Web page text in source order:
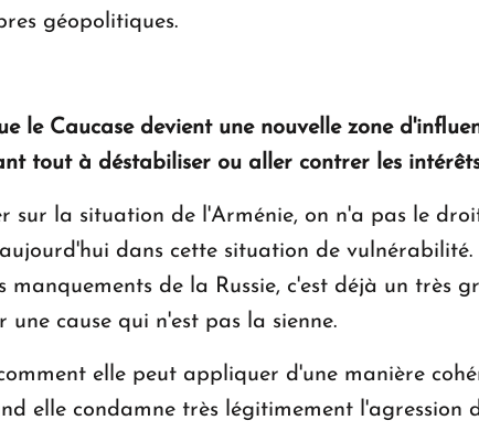
géopolitiques.
le Caucase devient une nouvelle zone
tout à déstabiliser ou aller contrer les
sur la situation de l'Arménie, on n'a pas le
dans cette situation de
de la Russie, c'est déjà un très
cause qui n'est pas la sienne.
elle peut appliquer d'une manière
elle condamne très légitimement l'agression